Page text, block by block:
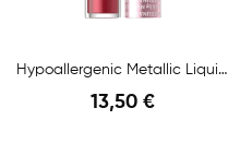
Hypoallergenic Metallic Liquid Lipstick N.03...
13,50 €